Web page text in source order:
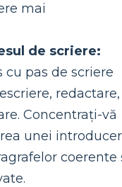
mai
de scriere:
pas de scriere
redactare,
Concentrați-vă
unei
coerente